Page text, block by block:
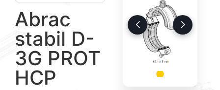
Abrac
stabil D-
3G PROT
HCP